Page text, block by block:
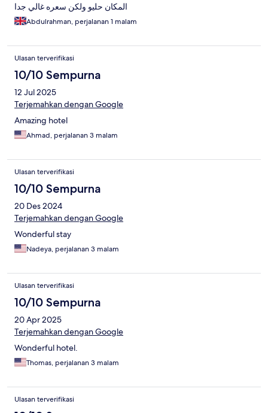
المكان حليو ولكن سعره غالي جدا
Abdulrahman, perjalanan 1 malam
Ulasan terverifikasi
10/10 Sempurna
12 Jul 2025
Terjemahkan dengan Google
Amazing hotel
Ahmad, perjalanan 3 malam
Ulasan terverifikasi
10/10 Sempurna
20 Des 2024
Terjemahkan dengan Google
Wonderful stay
Nadeya, perjalanan 3 malam
Ulasan terverifikasi
10/10 Sempurna
20 Apr 2025
Terjemahkan dengan Google
Wonderful hotel.
Thomas, perjalanan 3 malam
Ulasan terverifikasi